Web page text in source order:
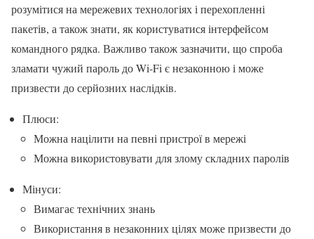
розумітися на мережевих технологіях і перехопленні
пакетів, а також знати, як користуватися інтерфейсом
командного рядка. Важливо також зазначити, що спроба
зламати чужий пароль до Wi-Fi є незаконною і може
призвести до серйозних наслідків.
Плюси:
Можна націлити на певні пристрої в мережі
Можна використовувати для злому складних паролів
Мінуси:
Вимагає технічних знань
Використання в незаконних цілях може призвести до